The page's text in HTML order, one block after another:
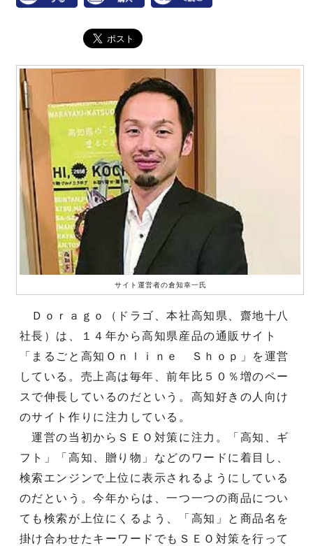
サイト運営者の倉知幸一氏
Ｄｏｒａｇｏ（ドラゴ、本社高知県、齋地十八
社長）は、１４年から高知県産品の通販サイト
「まるごと高知Ｏｎｌｉｎｅ Ｓｈｏｐ」を運営
している。売上高は毎年、前年比５０％増のペー
スで伸長しているのだという。高知好きの人向け
のサイト作りに注力している。
運営の当初からＳＥＯ対策に注力。「高知、ギ
フト」「高知、贈り物」などのワードに着目し、
検索エンジンで上位に表示されるようにしている
のだという。今年からは、一つ一つの商品につい
ても検索が上位にくるよう、「高知」と商品名を
掛け合わせたキーワードでもＳＥＯ対策を行って